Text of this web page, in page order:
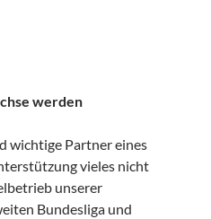
werden
wichtige Partner eines
vieles nicht
unserer
Bundesliga und